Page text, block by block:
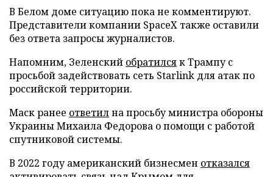
В Белом доме ситуацию пока не комментируют.
Представители компании SpaceX также оставили
без ответа запросы журналистов.
Напомним, Зеленский обратилсяк Трампу с
просьбой задействовать сеть Starlink для атак по
российской территории.
Маск ранее ответилна просьбу министра обороны
Украины Михаила Федорова о помощи с работой
спутниковой системы.
В 2022 году американский бизнесмен отказался